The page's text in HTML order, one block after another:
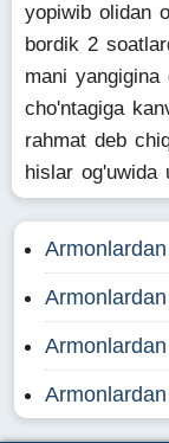
yopiwib olidan
bordik 2
mani
cho'ntagiga
rahmat deb
hislar og'uwida